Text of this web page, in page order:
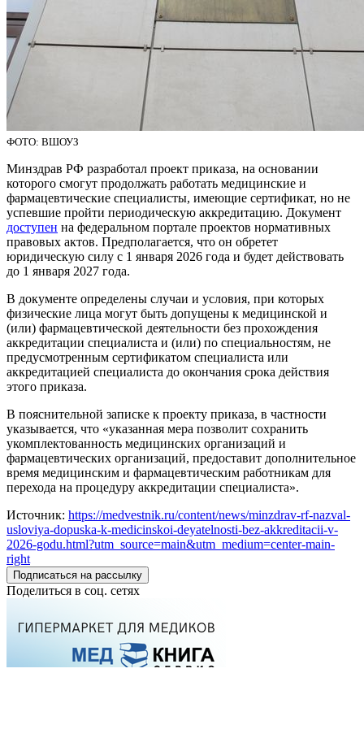
ФОТО: ВШОУЗ
Минздрав РФ разработал проект приказа, на основании
которого смогут продолжать работать медицинские и
фармацевтические специалисты, имеющие сертификат, но не
успевшие пройти периодическую аккредитацию. Документ
доступен на федеральном портале проектов нормативных
правовых актов. Предполагается, что он обретет
юридическую силу с 1 января 2026 года и будет действовать
до 1 января 2027 года.
В документе определены случаи и условия, при которых
физические лица могут быть допущены к медицинской и
(или) фармацевтической деятельности без прохождения
аккредитации специалиста и (или) по специальностям, не
предусмотренным сертификатом специалиста или
аккредитацией специалиста до окончания срока действия
этого приказа.
В пояснительной записке к проекту приказа, в частности
указывается, что «указанная мера позволит сохранить
укомплектованность медицинских организаций и
фармацевтических организаций, предоставит дополнительное
время медицинским и фармацевтическим работникам для
перехода на процедуру аккредитации специалиста».
Источник: https://medvestnik.ru/content/news/minzdrav-rf-nazval-
usloviya-dopuska-k-medicinskoi-deyatelnosti-bez-akkreditacii-v-
2026-godu.html?utm_source=main&utm_medium=center-main-
right
Подписаться на рассылку
Поделиться в соц. сетях